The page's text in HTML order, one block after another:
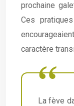
prochaine
Ces
caractère
La fève